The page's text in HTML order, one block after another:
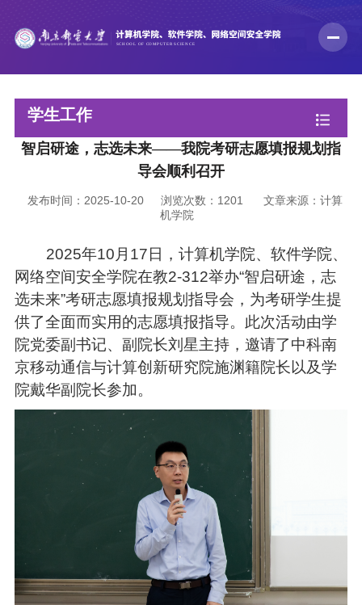
学生工作
智启研途，志选未来——我院考研志愿填报规划指
导会顺利召开
发布时间：2025-10-20 浏览次数： 1201
文章来源：计算
机学院
2025年10月17日，计算机学院、软件学院、
网络空间安全学院在教2-312举办“智启研途，志
选未来”考研志愿填报规划指导会，为考研学生提
供了全面而实用的志愿填报指导。 此次活动由学
院党委副书记、副院长刘星主持， 邀请了中科南
京移动通信与计算创新研究院施渊籍院长以及学
院戴华副院长参加。